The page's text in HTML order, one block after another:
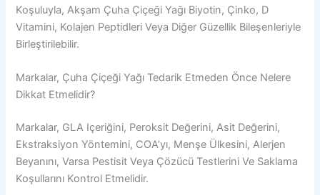
Koşuluyla, Akşam Çuha Çiçeği Yağı Biyotin, Çinko, D
Vitamini, Kolajen Peptidleri Veya Diğer Güzellik Bileşenleriyle
Birleştirilebilir.
Markalar, Çuha Çiçeği Yağı Tedarik Etmeden Önce Nelere
Dikkat Etmelidir?
Markalar, GLA Içeriğini, Peroksit Değerini, Asit Değerini,
Ekstraksiyon Yöntemini, COA’yı, Menşe Ülkesini, Alerjen
Beyanını, Varsa Pestisit Veya Çözücü Testlerini Ve Saklama
Koşullarını Kontrol Etmelidir.